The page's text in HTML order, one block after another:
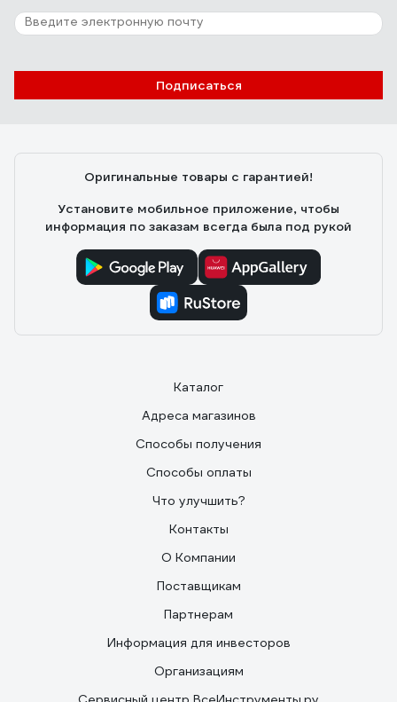
Подписаться
Оригинальные товары с гарантией!
Установите мобильное приложение, чтобы
информация по заказам всегда была под рукой
Каталог
Адреса магазинов
Способы получения
Способы оплаты
Что улучшить?
Контакты
О Компании
Поставщикам
Партнерам
Информация для инвесторов
Организациям